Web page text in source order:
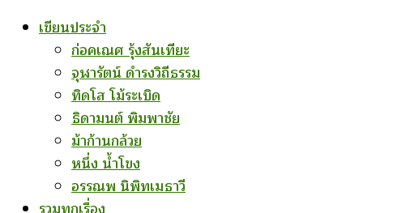
เขียนประจำ
ก่อคเณศ รุ้งสันเทียะ
จุฬารัตน์ ดำรงวิถีธรรม
ทิดโส โม้ระเบิด
ธิดามนต์ พิมพาชัย
ม้าก้านกล้วย
หนึ่ง น้ำโขง
อรรณพ นิพิทเมธาวี